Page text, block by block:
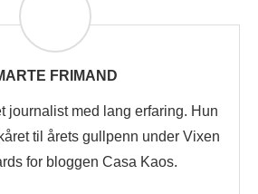
FRIMAND
journalist med lang erfaring. Hun
til årets gullpenn under Vixen
for bloggen Casa Kaos.